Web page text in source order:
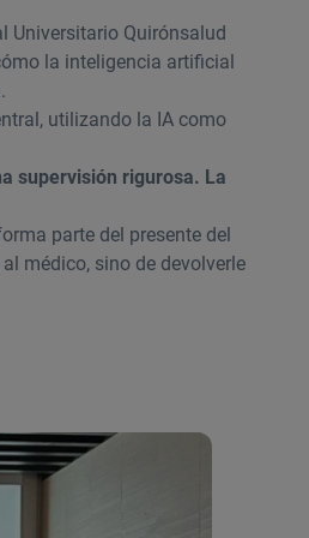
Universitario Quirónsalud
la inteligencia artificial
utilizando la IA como
supervisión rigurosa. La
parte del presente del
médico, sino de devolverle